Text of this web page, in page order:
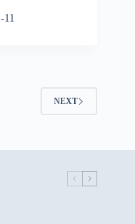
11
NEXT